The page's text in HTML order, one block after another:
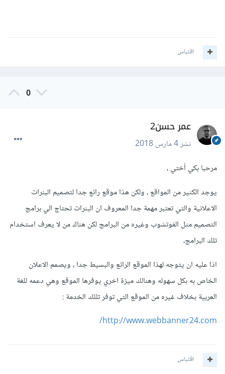
اقتباس
0
عمر حسن2
نشر4 مارس 2018
مرحبا بكي أختي ،
يوجد الكثير من المواقع ، ولكن هذا موقع رائع جدا لتصميم البنرات
الاعلانية والتي تعتبر مهمة جدا المعروف ان البنرات تحتاج الي برامج
التصميم مثل الفوتشوب وغيره من البرامج لكن هناك من لا يعرف استخدام
تلك البرامج،
اذا عليه ان يتوجه لهذا الموقع الرائع والبسيط جدا ، ويصمم الاعلان
الخاص به بكل سهوله وهنالك ميزة اخري يوفرها الموقع وهي دعمه للغة
العربية بخلاف غيره من الموقع التي توفر تللك الخدمة :
http://www.webbanner24.com/
اقتباس